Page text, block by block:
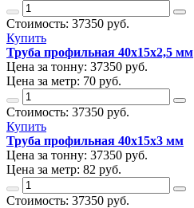
Стоимость: 37350 руб.
Купить
Труба профильная 40х15х2,5 мм
Цена за тонну: 37350 руб.
Цена за метр: 70 руб.
Стоимость: 37350 руб.
Купить
Труба профильная 40х15х3 мм
Цена за тонну: 37350 руб.
Цена за метр: 82 руб.
Стоимость: 37350 руб.